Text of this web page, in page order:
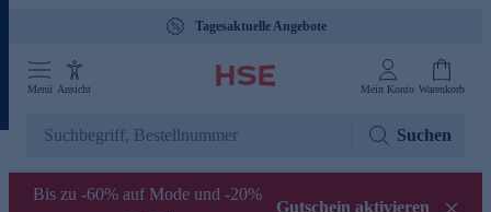
Tagesaktuelle Angebote
Menü Ansicht Mein Konto Warenkorb
Suchen
Bis zu -60% auf Mode und -20%
Gutschein aktivieren